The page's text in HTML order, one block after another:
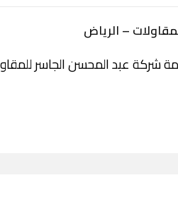
– الرياض
2 وصف الخدمة شركة عبد المحسن